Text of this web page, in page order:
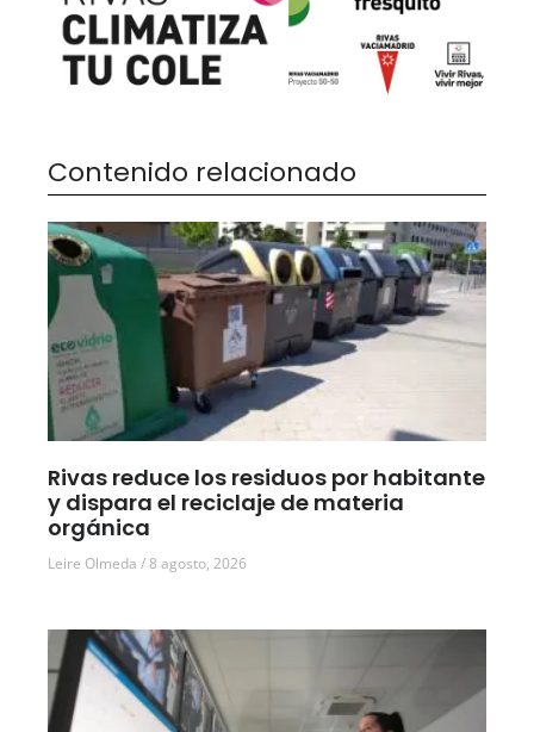
Contenido relacionado
Rivas reduce los residuos por habitante
y dispara el reciclaje de materia
orgánica
Leire Olmeda 8 agosto, 2026